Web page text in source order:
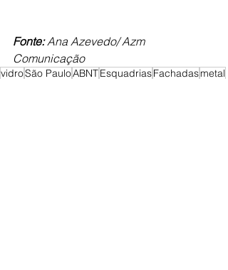
Fonte: Ana Azevedo/ Azm
Comunicação
vidroSão PauloABNTEsquadriasFachadasmetal